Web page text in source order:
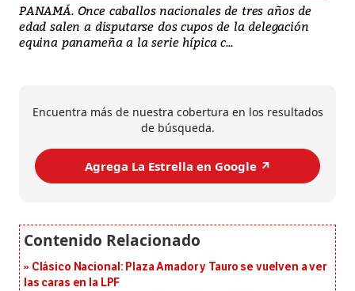
PANAMÁ. Once caballos nacionales de tres años de
edad salen a disputarse dos cupos de la delegación
equina panameña a la serie hípica c...
Encuentra más de nuestra cobertura en los resultados
de búsqueda.
Agrega La Estrella en Google ↗️
Clásico Nacional: Plaza Amador y Tauro se vuelven a ver
las caras en la LPF